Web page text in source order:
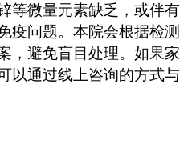
等微量元素缺乏，或伴有
疫问题。本院会根据检测
，避免盲目处理。如果家
以通过线上咨询的方式与